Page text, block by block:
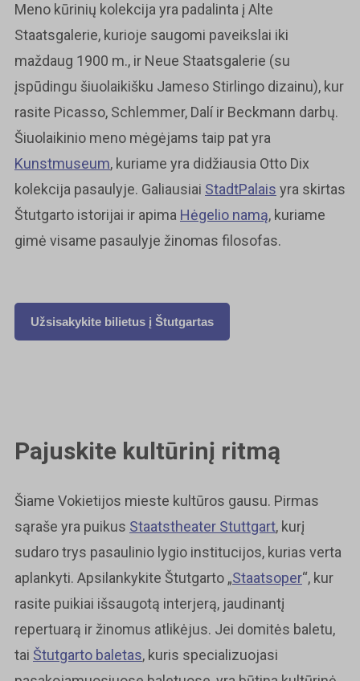
Meno kūrinių kolekcija yra padalinta į Alte
Staatsgalerie, kurioje saugomi paveikslai iki
maždaug 1900 m., ir Neue Staatsgalerie (su
įspūdingu šiuolaikišku Jameso Stirlingo dizainu), kur
rasite Picasso, Schlemmer, Dalí ir Beckmann darbų.
Šiuolaikinio meno mėgėjams taip pat yra
Kunstmuseum, kuriame yra didžiausia Otto Dix
kolekcija pasaulyje. Galiausiai StadtPalais yra skirtas
Štutgarto istorijai ir apima Hėgelio namą, kuriame
gimė visame pasaulyje žinomas filosofas.
Užsisakykite bilietus į Štutgartas
Pajuskite kultūrinį ritmą
Šiame Vokietijos mieste kultūros gausu. Pirmas
sąraše yra puikus Staatstheater Stuttgart, kurį
sudaro trys pasaulinio lygio institucijos, kurias verta
aplankyti. Apsilankykite Štutgarto „Staatsoper“, kur
rasite puikiai išsaugotą interjerą, jaudinantį
repertuarą ir žinomus atlikėjus. Jei domitės baletu,
tai Štutgarto baletas, kuris specializuojasi